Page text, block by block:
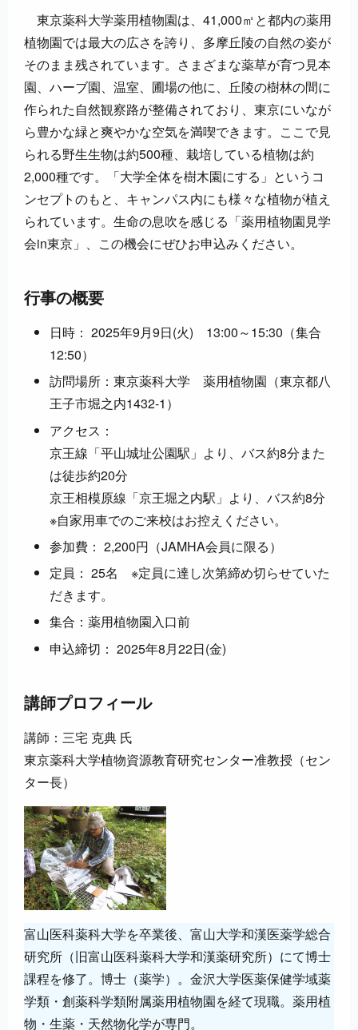
東京薬科大学薬用植物園は、41,000㎡と都内の薬用
植物園では最大の広さを誇り、多摩丘陵の自然の姿が
そのまま残されています。さまざまな薬草が育つ見本
園、ハーブ園、温室、圃場の他に、丘陵の樹林の間に
作られた自然観察路が整備されており、東京にいなが
ら豊かな緑と爽やかな空気を満喫できます。ここで見
られる野生生物は約500種、栽培している植物は約
2,000種です。「大学全体を樹木園にする」というコ
ンセプトのもと、キャンパス内にも様々な植物が植え
られています。生命の息吹を感じる「薬用植物園見学
会in東京」、この機会にぜひお申込みください。
行事の概要
日時： 2025年9月9日(火) 13:00～15:30（集合
12:50）
訪問場所：東京薬科大学 薬用植物園（東京都八
王子市堀之内1432-1）
アクセス：
京王線「平山城址公園駅」より、バス約8分また
は徒歩約20分
京王相模原線「京王堀之内駅」より、バス約8分
※自家用車でのご来校はお控えください。
参加費： 2,200円（JAMHA会員に限る）
定員： 25名 ※定員に達し次第締め切らせていた
だきます。
集合：薬用植物園入口前
申込締切： 2025年8月22日(金)
講師プロフィール
講師：三宅 克典 氏
東京薬科大学植物資源教育研究センター准教授（セン
ター長）
富山医科薬科大学を卒業後、富山大学和漢医薬学総合
研究所（旧富山医科薬科大学和漢薬研究所）にて博士
課程を修了。博士（薬学）。金沢大学医薬保健学域薬
学類・創薬科学類附属薬用植物園を経て現職。薬用植
物・生薬・天然物化学が専門。